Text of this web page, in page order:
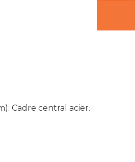
Cadre central acier.